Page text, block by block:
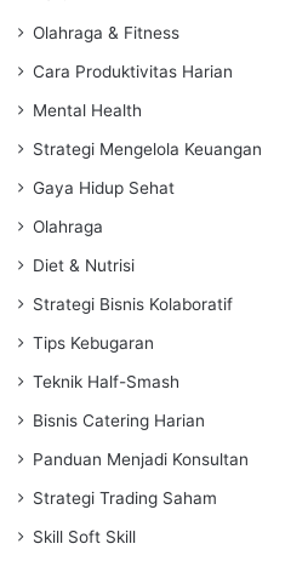
Olahraga & Fitness
Cara Produktivitas Harian
Mental Health
Strategi Mengelola Keuangan
Gaya Hidup Sehat
Olahraga
Diet & Nutrisi
Strategi Bisnis Kolaboratif
Tips Kebugaran
Teknik Half-Smash
Bisnis Catering Harian
Panduan Menjadi Konsultan
Strategi Trading Saham
Skill Soft Skill